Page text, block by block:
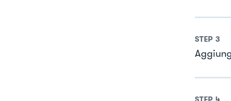
STEP 3